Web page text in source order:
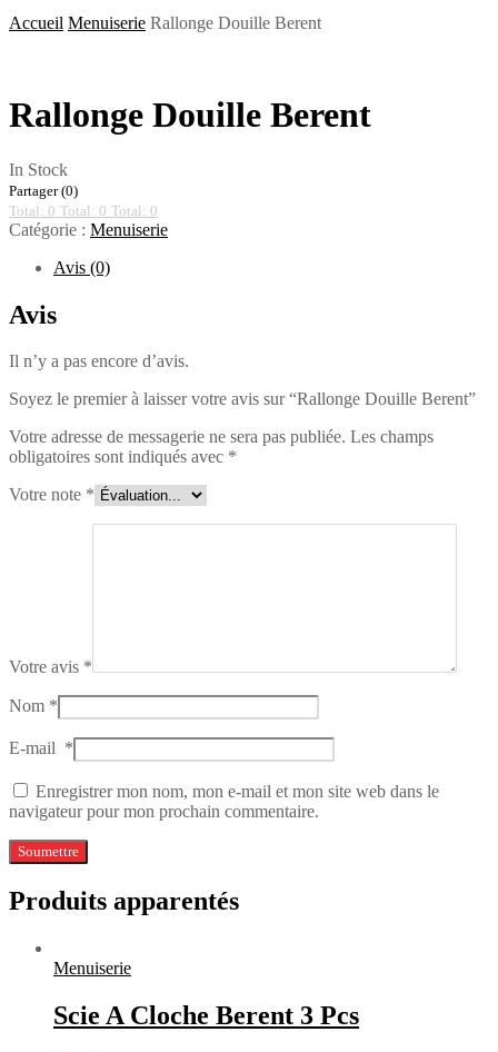
Accueil Menuiserie Rallonge Douille Berent
Rallonge Douille Berent
In Stock
Partager (0)
Total: 0 Total: 0 Total: 0
Catégorie : Menuiserie
Avis (0)
Avis
Il n’y a pas encore d’avis.
Soyez le premier à laisser votre avis sur “Rallonge Douille Berent”
Votre adresse de messagerie ne sera pas publiée. Les champs
obligatoires sont indiqués avec *
Votre note *
Votre avis *
Nom *
E-mail *
Enregistrer mon nom, mon e-mail et mon site web dans le
navigateur pour mon prochain commentaire.
Produits apparentés
Menuiserie
Scie A Cloche Berent 3 Pcs